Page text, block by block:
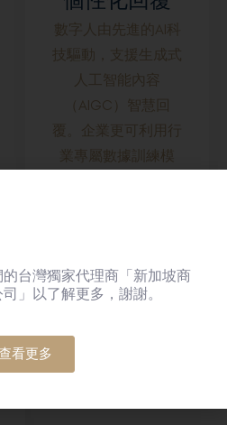
數字人由先進的AI科
技驅動，支援生成式
人工智能內容
（AIGC）智慧回
覆。企業更可利用行
業專屬數據訓練模
台灣獨家代理商「新加坡商
」以了解更多，謝謝。
看更多